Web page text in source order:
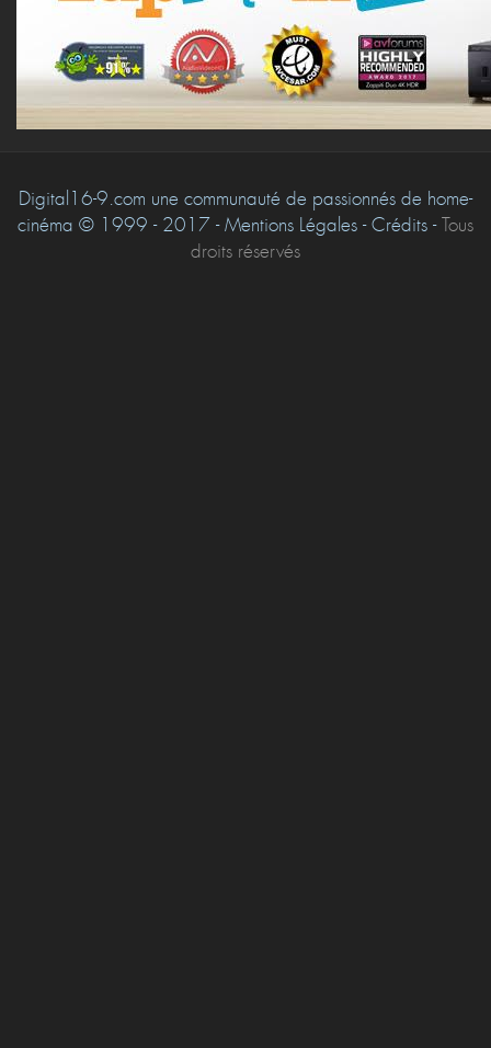
Digital16-9.com une communauté de passionnés de home-
cinéma © 1999 - 2017 - Mentions Légales - Crédits -Tous
droits réservés